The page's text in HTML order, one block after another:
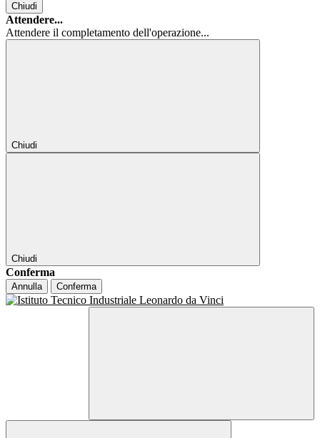
Chiudi
Attendere...
Attendere il completamento dell'operazione...
Chiudi
Chiudi
Conferma
Annulla Conferma